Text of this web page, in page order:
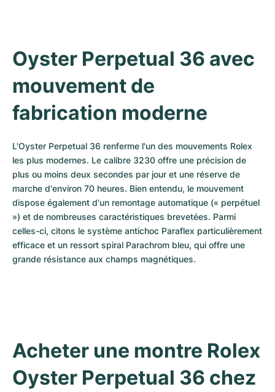
Oyster Perpetual 36 avec
mouvement de
fabrication moderne
L'Oyster Perpetual 36 renferme l'un des mouvements Rolex
les plus modernes. Le calibre 3230 offre une précision de
plus ou moins deux secondes par jour et une réserve de
marche d'environ 70 heures. Bien entendu, le mouvement
dispose également d'un remontage automatique (« perpétuel
») et de nombreuses caractéristiques brevetées. Parmi
celles-ci, citons le système antichoc Paraflex particulièrement
efficace et un ressort spiral Parachrom bleu, qui offre une
grande résistance aux champs magnétiques.
Acheter une montre Rolex
Oyster Perpetual 36 chez